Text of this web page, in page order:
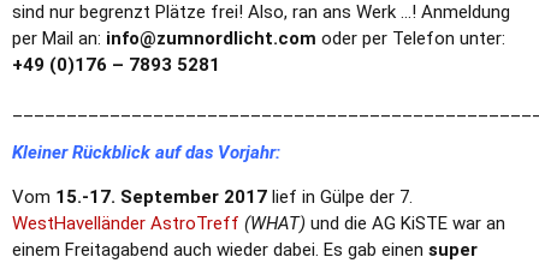
sind nur begrenzt Plätze frei! Also, ran ans Werk …! Anmeldung
per Mail an: info@zumnordlicht.com oder per Telefon unter:
+49 (0)176 – 7893 5281
Kleiner Rückblick auf das Vorjahr:
Vom 15.-17. September 2017 lief in Gülpe der 7.
WestHavelländer AstroTreff (WHAT) und die AG KiSTE war an
einem Freitagabend auch wieder dabei. Es gab einen super